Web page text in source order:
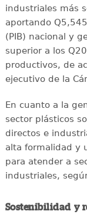
industriales más
aportando
(PIB) nacional y
superior a los
productivos, de
ejecutivo de la
En cuanto a la
sector plásticos
directos e
alta formalidad y
para atender a
industriales,
Sostenibilidad y